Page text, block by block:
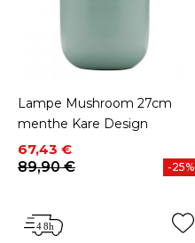
Lampe Mushroom 27cm
menthe Kare Design
Prix
67,43 €
Prix de base
89,90 €
-25%